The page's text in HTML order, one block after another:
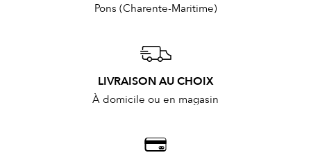
Pons (Charente-Maritime)
LIVRAISON AU CHOIX
À domicile ou en magasin